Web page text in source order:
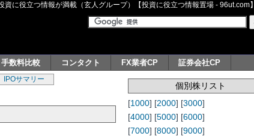
に役立つ情報が満載（玄人グループ）【投資に役立つ情報置場 - 96ut.com】
手数料比較 コンタクト FX業者CP 証券会社CP
IPOサマリー
個別株リスト
[1000] [2000] [3000]
[4000] [5000] [6000]
[7000] [8000] [9000]